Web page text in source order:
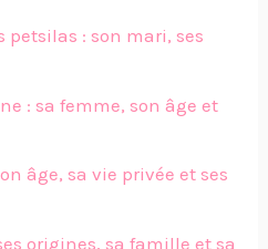
: son mari, ses
: sa femme, son âge et
âge, sa vie privée et ses
origines, sa famille et sa